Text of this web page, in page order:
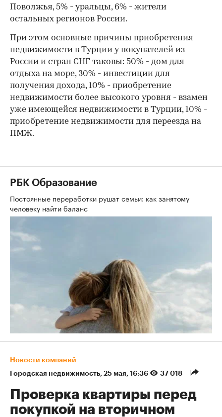
Поволжья, 5% - уральцы, 6% - жители
остальных регионов России.
При этом основные причины приобретения
недвижимости в Турции у покупателей из
России и стран СНГ таковы: 50% - дом для
отдыха на море, 30% - инвестиции для
получения дохода, 10% - приобретение
недвижимости более высокого уровня - взамен
уже имеющейся недвижимости в Турции, 10% -
приобретение недвижимости для переезда на
ПМЖ.
РБК Образование
Постоянные переработки рушат семьи: как занятому
человеку найти баланс
Новости компаний
Городская недвижимость⁠, 25 мая, 16:36 37 018
Проверка квартиры перед
покупкой на вторичном